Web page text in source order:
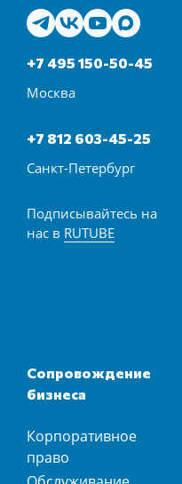
+7 495 150-50-45
Москва
+7 812 603-45-25
Санкт-Петербург
Подписывайтесь на
нас в RUTUBE
Сопровождение
бизнеса
Корпоративное
право